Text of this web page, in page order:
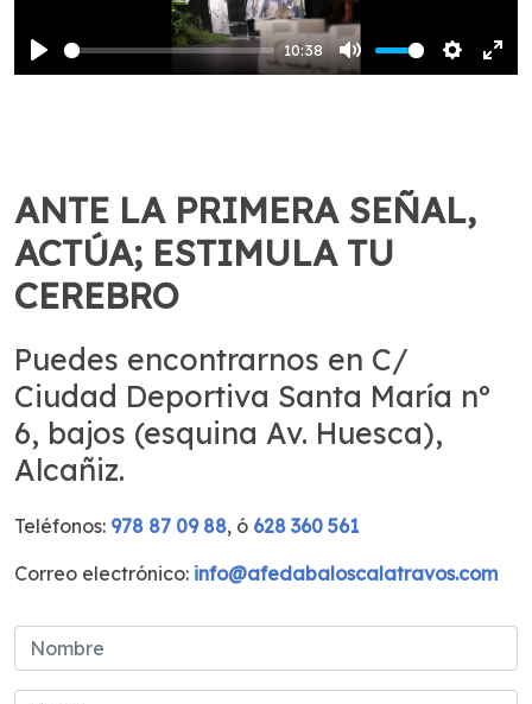
Play
10:38
Mute Settings
ANTE LA PRIMERA SEÑAL,
ACTÚA; ESTIMULA TU
CEREBRO
Puedes encontrarnos en C/
Ciudad Deportiva Santa María nº
6, bajos (esquina Av. Huesca),
Alcañiz.
Teléfonos: 978 87 09 88, ó 628 360 561
Correo electrónico: info@afedabaloscalatravos.com